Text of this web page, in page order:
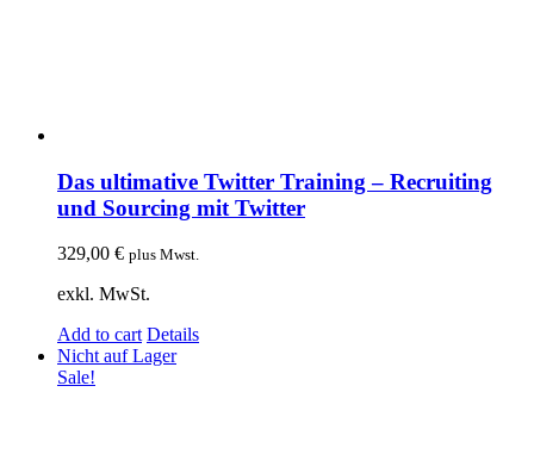
Das ultimative Twitter Training – Recruiting
und Sourcing mit Twitter
329,00 € plus Mwst.
exkl. MwSt.
Add to cart Details
Nicht auf Lager
Sale!